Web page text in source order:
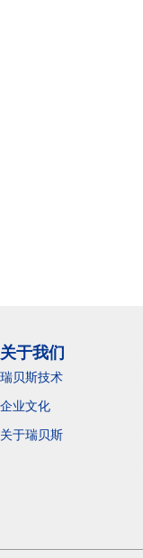
关于我们
瑞贝斯技术
企业文化
关于瑞贝斯